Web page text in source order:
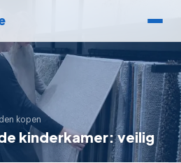
kopen
kinderkamer: veilig